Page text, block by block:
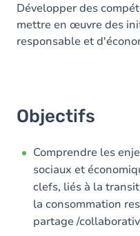
Développer des
mettre en œuvre des
responsable et
Objectifs
Comprendre les
sociaux et
clefs, liés à la
la consommation
partage /